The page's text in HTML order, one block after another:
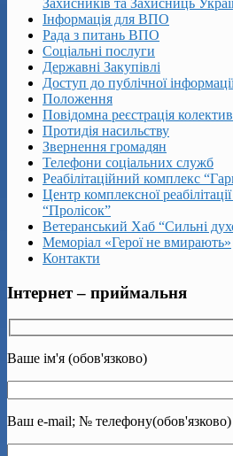
Захисників та Захисниць
Інформація для ВПО
Рада з питань ВПО
Соціальні послуги
Державні Закупівлі
Доступ до публічної
Положення
Повідомна реєстрація
Протидія насильству
Звернення громадян
Телефони соціальних служб
Реабілітаційний комплекс
Центр комплексної
“Пролісок”
Ветеранський Хаб “Сильні
Меморіал «Герої не вмирають»
Контакти
Інтернет – приймальня
Ваше ім'я (обов'язково)
Ваш e-mail; № телефону(обов'язково)